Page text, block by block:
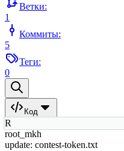
Ветки:
1
Коммиты:
5
Теги:
0
Код
R
root_mkh
update: contest-token.txt